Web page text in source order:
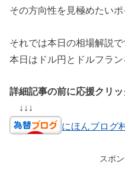
その方向性を見極めたいポ
それでは本日の相場解説で
本日はドル円とドルフラン
詳細記事の前に応援クリ
↓↓↓
にほんブログ
スポ